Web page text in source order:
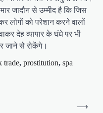
जादौन से उम्मीद है कि जिस
लोगों को परेशान करने वालों
देह व्यापार के घंधे पर भी
जाने से रोकेंगे।
trade, prostitution, spa
⟶